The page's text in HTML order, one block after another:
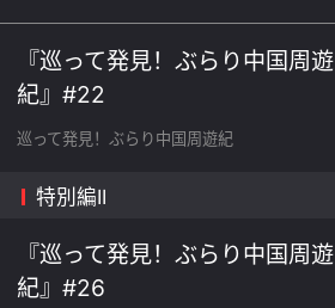
『巡って発見！ぶらり中国周遊
紀』#22
巡って発見！ぶらり中国周遊紀
特別編II
『巡って発見！ぶらり中国周遊
紀』#26